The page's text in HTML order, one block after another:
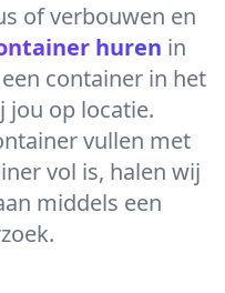
of verbouwen en
huren in
container in het
jou op locatie.
vullen met
vol is, halen wij
middels een